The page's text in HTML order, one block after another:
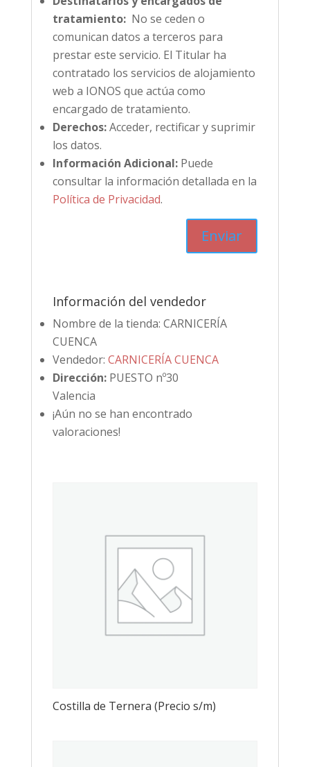
tratamiento:No se ceden o
comunican datos a terceros para
prestar este servicio. El Titular ha
contratado los servicios de alojamiento
web a IONOS que actúa como
encargado de tratamiento.
Derechos:Acceder, rectificar y suprimir
los datos.
Información Adicional:Puede
consultar la información detallada en la
Política de Privacidad.
Información del vendedor
Nombre de la tienda: CARNICERÍA
CUENCA
Vendedor: CARNICERÍA CUENCA
Dirección: PUESTO nº30
Valencia
¡Aún no se han encontrado
valoraciones!
Costilla de Ternera (Precio s/m)